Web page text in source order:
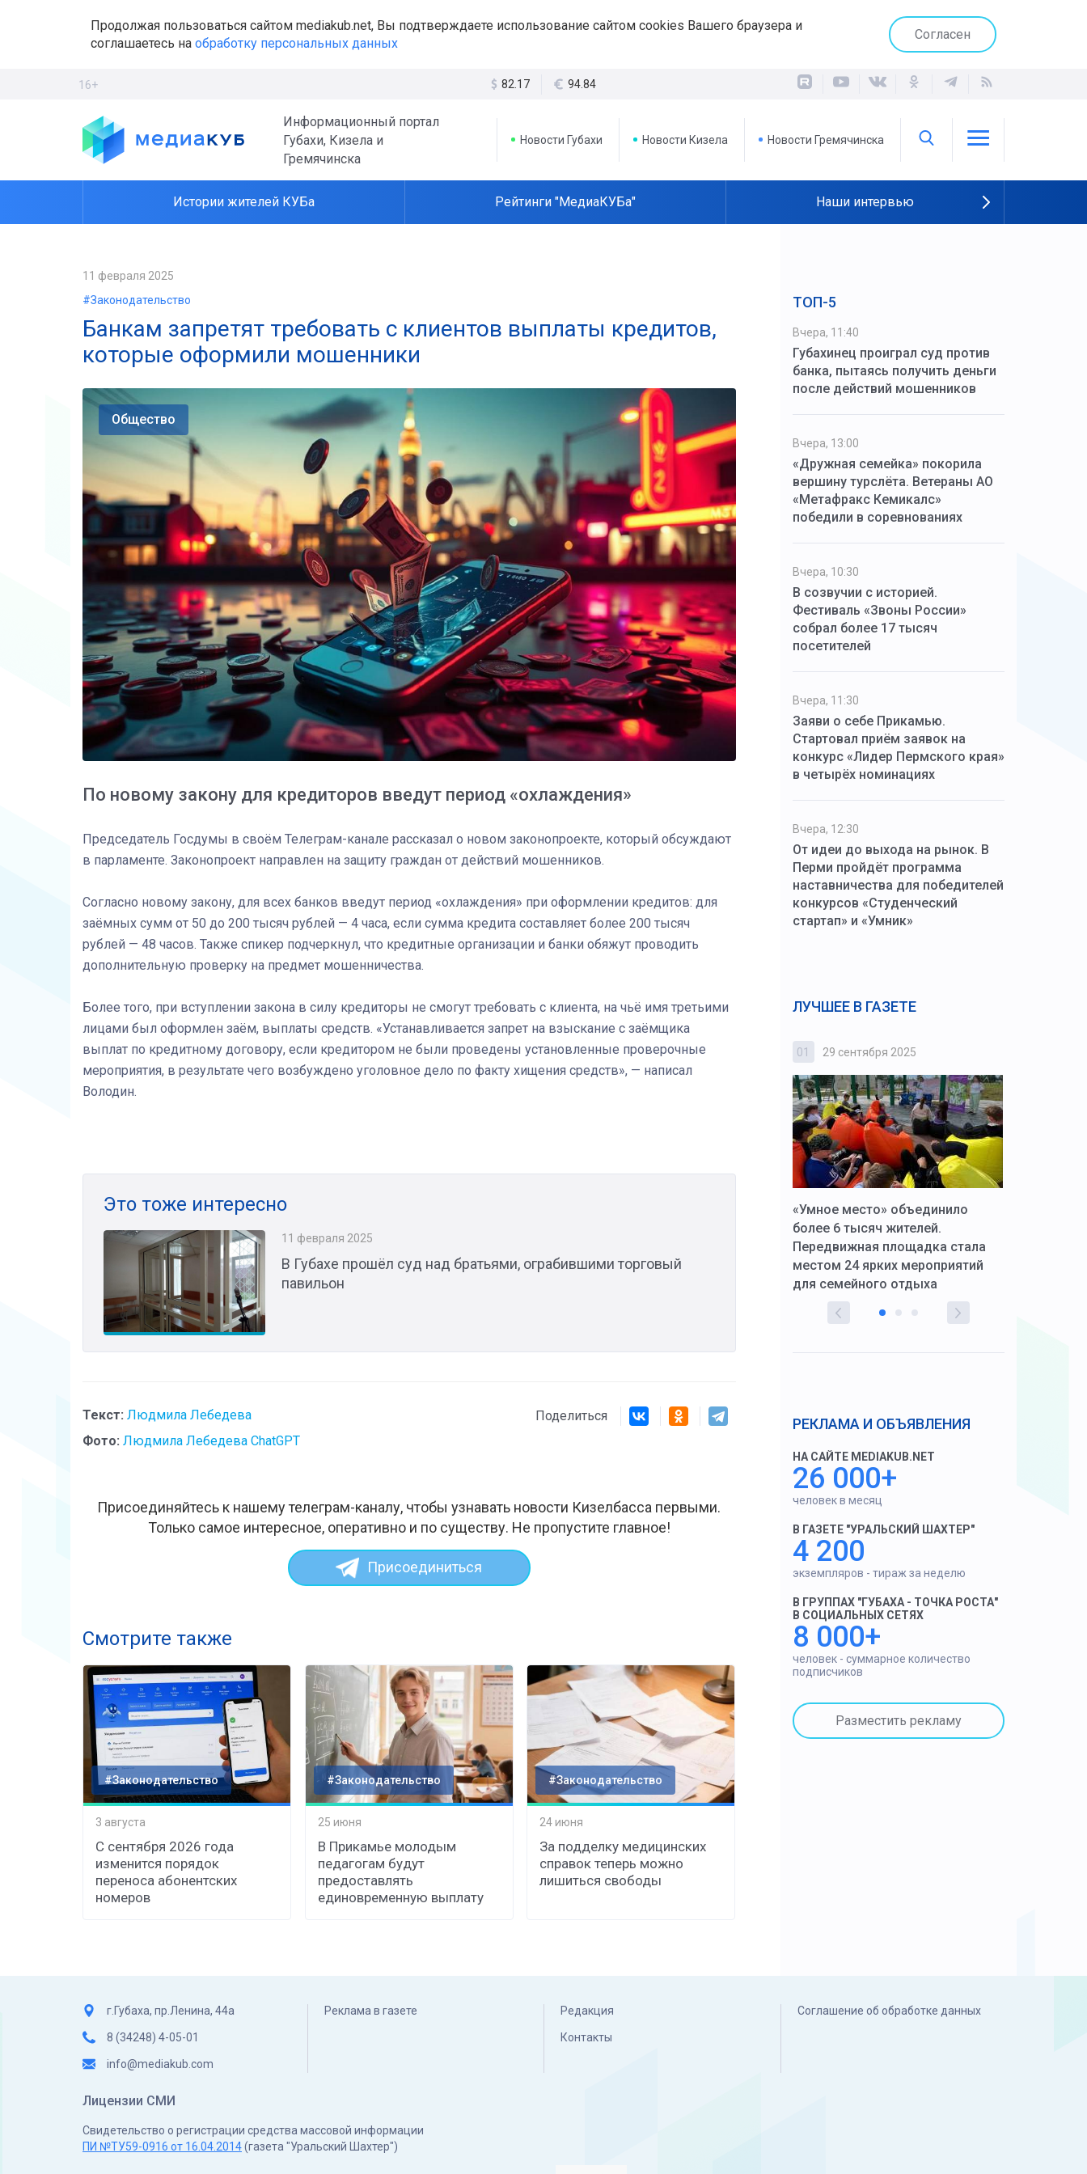
Продолжая пользоваться сайтом mediakub.net, Вы подтверждаете использование сайтом cookies Вашего браузера и
соглашаетесь на обработку персональных данных
Согласен
16+ 82.17 94.84
Информационный портал
Губахи, Кизела и
Гремячинска
Новости Губахи Новости Кизела Новости Гремячинска
Истории жителей КУБа Рейтинги "МедиаКУБа" Наши интервью
11 февраля 2025
#Законодательство
Банкам запретят требовать с клиентов выплаты кредитов,
которые оформили мошенники
Общество
По новому закону для кредиторов введут период «охлаждения»
Председатель Госдумы в своём Телеграм-канале рассказал о новом законопроекте, который обсуждают
в парламенте. Законопроект направлен на защиту граждан от действий мошенников.
Согласно новому закону, для всех банков введут период «охлаждения» при оформлении кредитов: для
заёмных сумм от 50 до 200 тысяч рублей — 4 часа, если сумма кредита составляет более 200 тысяч
рублей — 48 часов. Также спикер подчеркнул, что кредитные организации и банки обяжут проводить
дополнительную проверку на предмет мошенничества.
Более того, при вступлении закона в силу кредиторы не смогут требовать с клиента, на чьё имя третьими
лицами был оформлен заём, выплаты средств. «Устанавливается запрет на взыскание с заёмщика
выплат по кредитному договору, если кредитором не были проведены установленные проверочные
мероприятия, в результате чего возбуждено уголовное дело по факту хищения средств», — написал
Володин.
Это тоже интересно
11 февраля 2025
В Губахе прошёл суд над братьями, ограбившими торговый
павильон
Текст: Людмила Лебедева
Фото: Людмила Лебедева ChatGPT
Поделиться
Присоединяйтесь к нашему телеграм-каналу, чтобы узнавать новости Кизелбасса первыми.
Только самое интересное, оперативно и по существу. Не пропустите главное!
Присоединиться
Смотрите также
#Законодательство
3 августа
С сентября 2026 года
изменится порядок
переноса абонентских
номеров
#Законодательство
25 июня
В Прикамье молодым
педагогам будут
предоставлять
единовременную выплату
#Законодательство
24 июня
За подделку медицинских
справок теперь можно
лишиться свободы
ТОП-5
Вчера, 11:40
Губахинец проиграл суд против
банка, пытаясь получить деньги
после действий мошенников
Вчера, 13:00
«Дружная семейка» покорила
вершину турслёта. Ветераны АО
«Метафракс Кемикалс»
победили в соревнованиях
Вчера, 10:30
В созвучии с историей.
Фестиваль «Звоны России»
собрал более 17 тысяч
посетителей
Вчера, 11:30
Заяви о себе Прикамью.
Стартовал приём заявок на
конкурс «Лидер Пермского края»
в четырёх номинациях
Вчера, 12:30
От идеи до выхода на рынок. В
Перми пройдёт программа
наставничества для победителей
конкурсов «Студенческий
стартап» и «Умник»
ЛУЧШЕЕ В ГАЗЕТЕ
03 4 октября 2025
реальностью свою детскую
01 29 сентября 2025
«Умное место» объединило
более 6 тысяч жителей.
Передвижная площадка стала
местом 24 ярких мероприятий
для семейного отдыха
РЕКЛАМА И ОБЪЯВЛЕНИЯ
НА САЙТЕ MEDIAKUB.NET
26 000+
человек в месяц
В ГАЗЕТЕ "УРАЛЬСКИЙ ШАХТЕР"
4 200
экземпляров - тираж за неделю
В ГРУППАХ "ГУБАХА - ТОЧКА РОСТА"
В СОЦИАЛЬНЫХ СЕТЯХ
8 000+
человек - суммарное количество
подписчиков
Разместить рекламу
г.Губаха, пр.Ленина, 44а
8 (34248) 4-05-01
info@mediakub.com
Реклама в газете Редакция
Контакты
Соглашение об обработке данных
Лицензии СМИ
Свидетельство о регистрации средства массовой информации
ПИ №ТУ59-0916 от 16.04.2014(газета "Уральский Шахтер")